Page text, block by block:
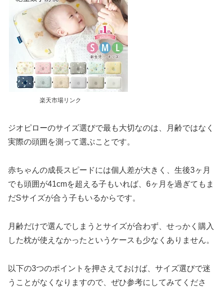
楽天市場リンク
ジオピローのサイズ選びで最も大切なのは、月齢ではなく
実際の頭囲を測って選ぶことです。
赤ちゃんの成長スピードには個人差が大きく、生後3ヶ月
でも頭囲が41cmを超える子もいれば、6ヶ月を過ぎてもま
だSサイズが合う子もいるからです。
月齢だけで選んでしまうとサイズが合わず、せっかく購入
した枕が使えなかったというケースも少なくありません。
以下の3つのポイントを押さえておけば、サイズ選びで迷
うことがなくなりますので、ぜひ参考にしてみてくださ